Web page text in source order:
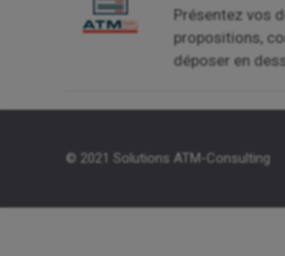
Présentez vos
propositions,
déposer en
© 2021 Solutions ATM-Consulting